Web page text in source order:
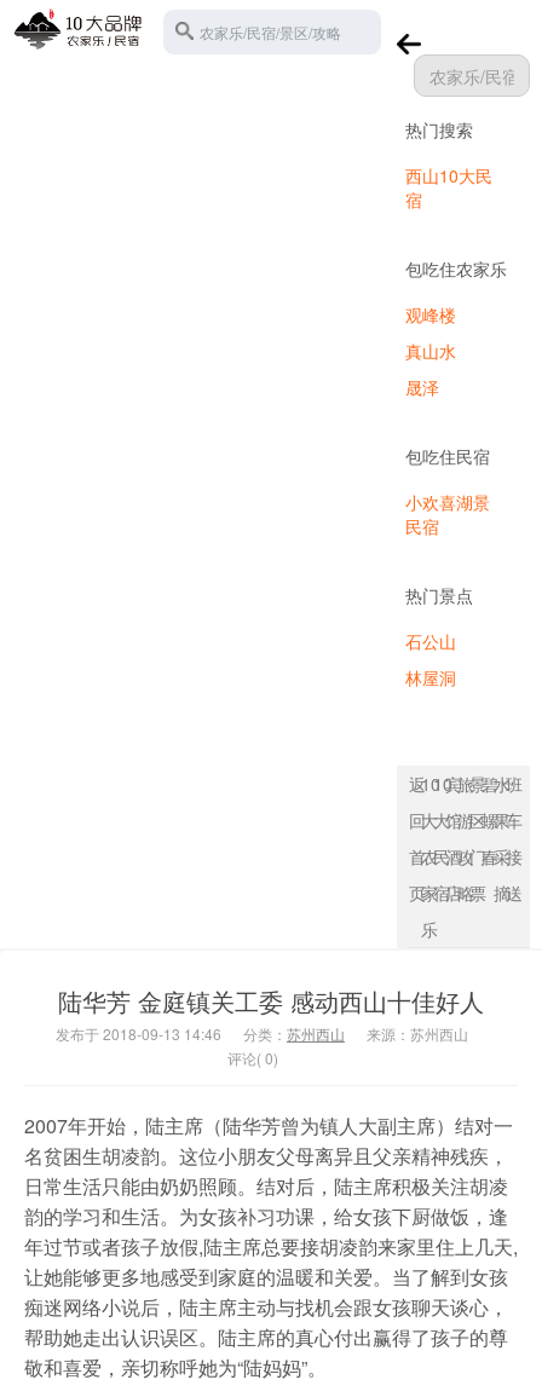
农家乐/民宿/景区/攻略
热门搜索
西山10大民
宿
包吃住农家乐
观峰楼
真山水
晟泽
包吃住民宿
小欢喜湖景
民宿
热门景点
石公山
林屋洞
返
回
首
页
10
大
农
家
乐
10
大
民
宿
宾
馆
酒
店
旅
游
攻
略
景
区
门
票
碧
螺
春
水
果
采
摘
班
车
接
送
陆华芳 金庭镇关工委 感动西山十佳好人
发布于 2018-09-13 14:46 分类： 苏州西山
来源：苏州西山
评论( 0)
2007年开始，陆主席（陆华芳曾为镇人大副主席）结对一
名贫困生胡凌韵。这位小朋友父母离异且父亲精神残疾，
日常生活只能由奶奶照顾。结对后，陆主席积极关注胡凌
韵的学习和生活。为女孩补习功课，给女孩下厨做饭，逢
年过节或者孩子放假,陆主席总要接胡凌韵来家里住上几天,
让她能够更多地感受到家庭的温暖和关爱。当了解到女孩
痴迷网络小说后，陆主席主动与找机会跟女孩聊天谈心，
帮助她走出认识误区。陆主席的真心付出赢得了孩子的尊
敬和喜爱，亲切称呼她为“陆妈妈”。